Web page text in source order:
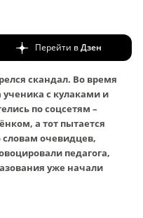
Перейти вДзен
скандал. Во время
с кулаками и
по соцсетям –
а тот пытается
очевидцев,
педагога,
уже начали